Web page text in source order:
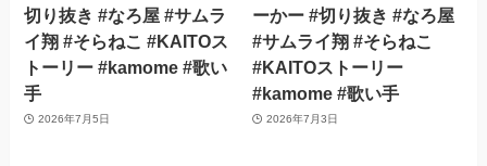
切り抜き #なろ屋 #サムラ
イ翔 #そらねこ #KAITOス
トーリー #kamome #歌い
手
2026年7月5日
ーかー #切り抜き #なろ屋
#サムライ翔 #そらねこ
#KAITOストーリー
#kamome #歌い手
2026年7月3日